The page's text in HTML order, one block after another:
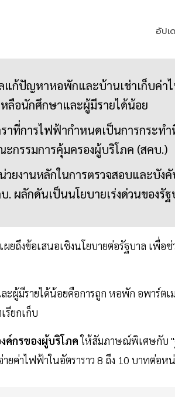
อัปเ
แก้ปัญหาหอพักและบ้านเช่าเก็บค่า
ลือนักศึกษาและผู้มีรายได้น้อย
ราที่การไฟฟ้ากำหนดเป็นการกระท
กรรมการคุ้มครองผู้บริโภค (สคบ.)
ยงานหลักในการตรวจสอบและบัง
. ผลักดันเป็นนโยบายเร่งด่วนของรัฐ
ผยถึงข้อเสนอเชิงนโยบายต่อรัฐบาล เพื่อ
มีรายได้น้อยคือการถูก หอพัก อพาร์ตเ
รียกเก็บ
ค์กรของผู้บริโภคให้สัมภาษณ์พิเศษกับ "
ค่าไฟฟ้าในอัตราราว 8 ถึง 10 บาทต่อห